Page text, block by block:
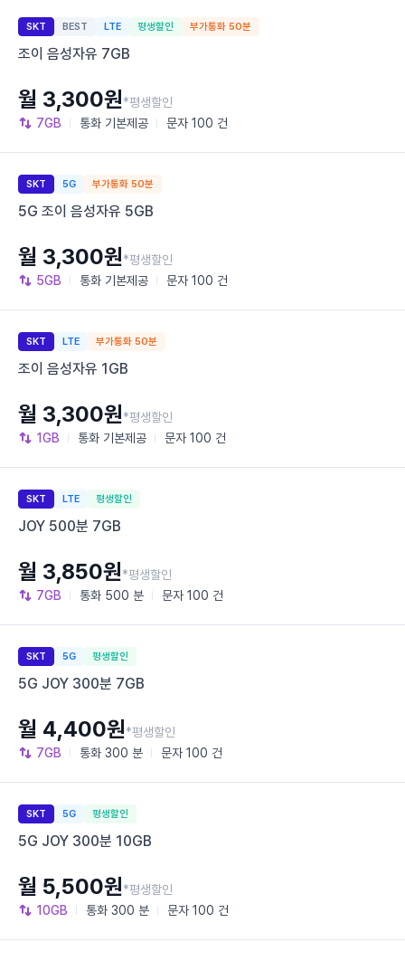
SKT BEST LTE 평생할인 부가통화 50분
조이 음성자유 7GB
7GB 통화 기본제공 문자 100 건
월 3,300원*평생할인
SKT 5G 부가통화 50분
5G 조이 음성자유 5GB
5GB 통화 기본제공 문자 100 건
월 3,300원*평생할인
SKT LTE 부가통화 50분
조이 음성자유 1GB
1GB 통화 기본제공 문자 100 건
월 3,300원*평생할인
SKT LTE 평생할인
JOY 500분 7GB
7GB 통화 500 분 문자 100 건
월 3,850원*평생할인
SKT 5G 평생할인
5G JOY 300분 7GB
7GB 통화 300 분 문자 100 건
월 4,400원*평생할인
SKT 5G 평생할인
5G JOY 300분 10GB
10GB 통화 300 분 문자 100 건
월 5,500원*평생할인